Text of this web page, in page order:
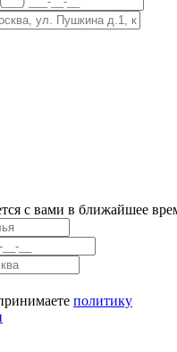
с вами в ближайшее
политику